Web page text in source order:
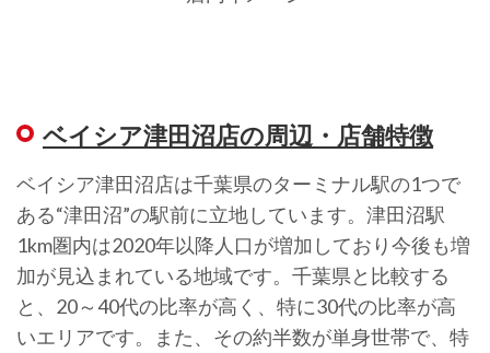
ベイシア津田沼店の周辺・店舗特徴
ベイシア津田沼店は千葉県のターミナル駅の1つで
ある“津田沼”の駅前に立地しています。津田沼駅
1km圏内は2020年以降人口が増加しており今後も増
加が見込まれている地域です。千葉県と比較する
と、20～40代の比率が高く、特に30代の比率が高
いエリアです。また、その約半数が単身世帯で、特